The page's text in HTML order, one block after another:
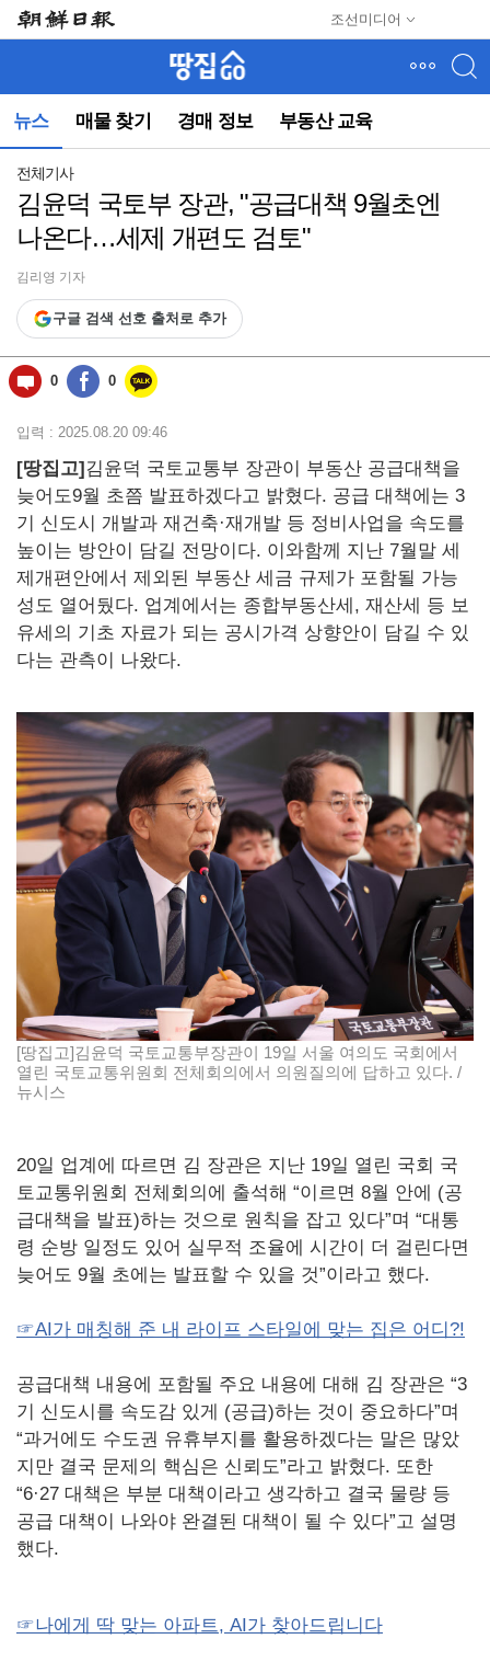
조선미디어
뉴스 매물 찾기 경매 정보 부동산 교육
뉴
(컨
동)
전체기사
김윤덕 국토부 장관, "공급대책 9월초엔
나온다…세제 개편도 검토"
김리영 기자
구글 검색 선호 출처로 추가
0 0
입력 : 2025.08.20 09:46
[땅집고]김윤덕 국토교통부 장관이 부동산 공급대책을
늦어도9월 초쯤 발표하겠다고 밝혔다. 공급 대책에는 3
기 신도시 개발과 재건축·재개발 등 정비사업을 속도를
높이는 방안이 담길 전망이다. 이와함께 지난 7월말 세
제개편안에서 제외된 부동산 세금 규제가 포함될 가능
성도 열어뒀다. 업계에서는 종합부동산세, 재산세 등 보
유세의 기초 자료가 되는 공시가격 상향안이 담길 수 있
다는 관측이 나왔다.
[땅집고]김윤덕 국토교통부장관이 19일 서울 여의도 국회에서
열린 국토교통위원회 전체회의에서 의원질의에 답하고 있다. /
뉴시스
20일 업계에 따르면 김 장관은 지난 19일 열린 국회 국
토교통위원회 전체회의에 출석해 “이르면 8월 안에 (공
급대책을 발표)하는 것으로 원칙을 잡고 있다”며 “대통
령 순방 일정도 있어 실무적 조율에 시간이 더 걸린다면
늦어도 9월 초에는 발표할 수 있을 것”이라고 했다.
☞AI가 매칭해 준 내 라이프 스타일에 맞는 집은 어디?!
공급대책 내용에 포함될 주요 내용에 대해 김 장관은 “3
기 신도시를 속도감 있게 (공급)하는 것이 중요하다”며
“과거에도 수도권 유휴부지를 활용하겠다는 말은 많았
지만 결국 문제의 핵심은 신뢰도”라고 밝혔다. 또한
“6·27 대책은 부분 대책이라고 생각하고 결국 물량 등
공급 대책이 나와야 완결된 대책이 될 수 있다”고 설명
했다.
☞나에게 딱 맞는 아파트, AI가 찾아드립니다